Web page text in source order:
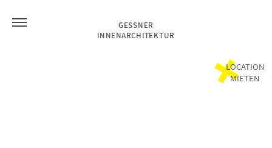
GESSNER
INNENARCHITEKTUR
LOCATION
MIETEN